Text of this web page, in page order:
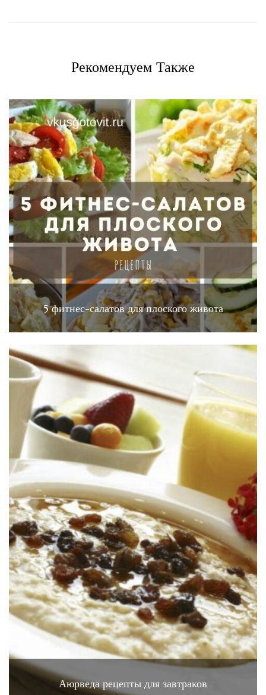
Рекомендуем Также
5 фитнес-салатов для плоского живота
Аюрведа рецепты для завтраков